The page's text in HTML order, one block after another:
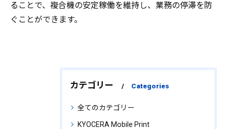
ることで、複合機の安定稼働を維持し、業務の停滞を防
ぐことができます。
カテゴリー Categories
全てのカテゴリー
KYOCERA Mobile Print